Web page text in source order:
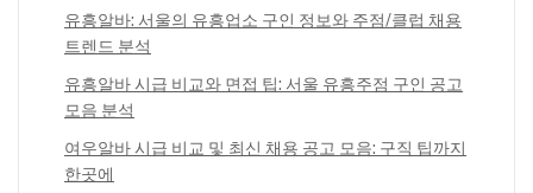
유흥알바: 서울의 유흥업소 구인 정보와 주점/클럽 채용
트렌드 분석
유흥알바 시급 비교와 면접 팁: 서울 유흥주점 구인 공고
모음 분석
여우알바 시급 비교 및 최신 채용 공고 모음: 구직 팁까지
한곳에